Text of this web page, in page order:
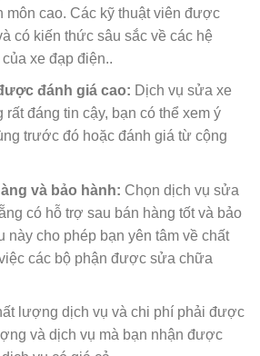
môn cao. Các kỹ thuật viên được
có kiến thức sâu sắc về các hệ
xe đạp điện..
đánh giá cao: Dịch vụ sửa xe
đáng tin cậy, bạn có thể xem ý
trước đó hoặc đánh giá từ cộng
và bảo hành: Chọn dịch vụ sửa
có hỗ trợ sau bán hàng tốt và bảo
này cho phép bạn yên tâm về chất
các bộ phận được sửa chữa
lượng dịch vụ và chi phí phải được
và dịch vụ mà bạn nhận được